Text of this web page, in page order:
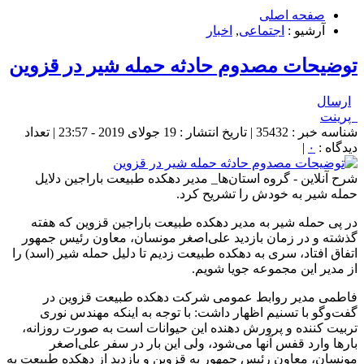
صفحه اصلی
آرشیو : اجتماعی, اخبار
توضیحات مصدوم حادثه حمله شیر در قزوین
ارسال
پرینت
شناسه خبر : 35432 | تاریخ انتشار : 19 جولای 2019 - 23:57 | تعداد
دیدگاه : ۰ |
شرح آنلاین - گروه استان‌ها_ مدیر دهکده طبیعت باراجین دلایل
حمله شیر به خودش را تشریح کرد.
در پی حمله شیر به مدیر دهکده طبیعت باراجین قزوین که هفته
گذشته و در زمان بازدید علی‌اصغر مونسان، معاون رئیس جمهور
اتفاق افتاد، سری به دهکده طبیعت زدیم تا دلیل حمله شیر (اسد) را
از مدیر این مجموعه جویا شویم.
فاطمی مدیر روابط عمومی شرکت دهکده طبیعت قزوین در
گفت‌وگو با تسنیم اظهار داشت: با توجه به اینکه مهندس نوری
تربیت کننده و پرورش دهنده این حیوانات است به صورت روزانه،
بارها وارد قفس آنها می‌شود، ولی این بار در سفر علی‌اصغر
مونسان، معاون رئیس جمهور به قزوین و بازدید از دهکده طبیعت به